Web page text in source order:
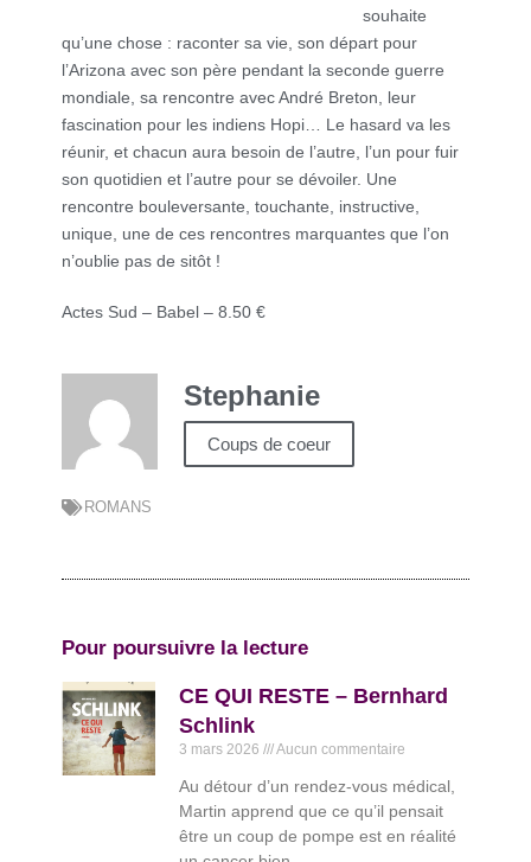
souhaite
qu’une chose : raconter sa vie, son départ pour
l’Arizona avec son père pendant la seconde guerre
mondiale, sa rencontre avec André Breton, leur
fascination pour les indiens Hopi… Le hasard va les
réunir, et chacun aura besoin de l’autre, l’un pour fuir
son quotidien et l’autre pour se dévoiler. Une
rencontre bouleversante, touchante, instructive,
unique, une de ces rencontres marquantes que l’on
n’oublie pas de sitôt !
Actes Sud – Babel – 8.50 €
Stephanie
Coups de coeur
ROMANS
Pour poursuivre la lecture
CE QUI RESTE – Bernhard
Schlink
3 mars 2026 Aucun commentaire
Au détour d’un rendez-vous médical,
Martin apprend que ce qu’il pensait
être un coup de pompe est en réalité